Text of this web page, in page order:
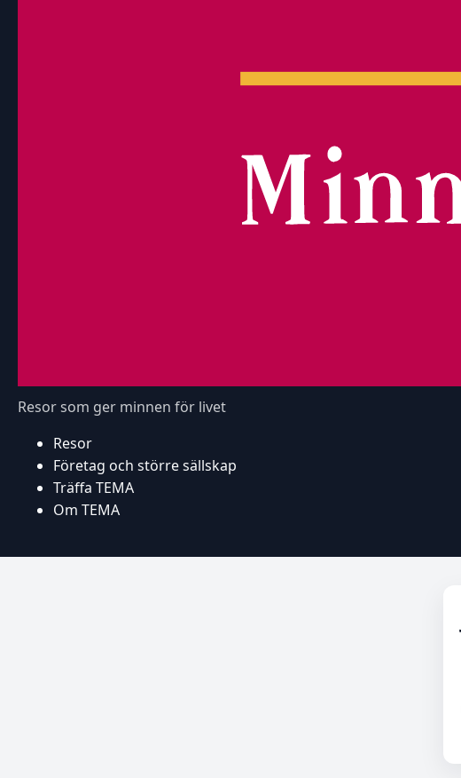
Resor som ger minnen för livet
Resor
Företag och större sällskap
Träffa TEMA
Om TEMA